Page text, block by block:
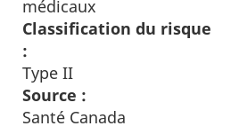
médicaux
Classification du risque
:
Type II
Source :
Santé Canada